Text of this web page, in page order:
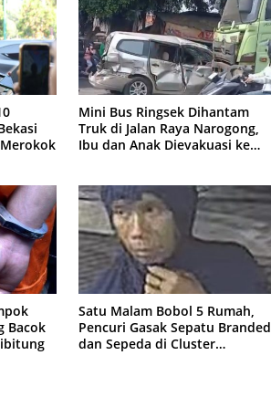
Mini Bus Ringsek Dihantam
Truk di Jalan Raya Narogong,
Ibu dan Anak Dievakuasi ke
Bacok
Satu Malam Bobol 5 Rumah,
Pencuri Gasak Sepatu Branded
dan Sepeda di Cluster